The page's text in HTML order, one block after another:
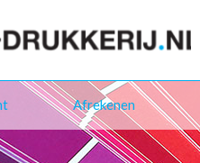
Afrekenen